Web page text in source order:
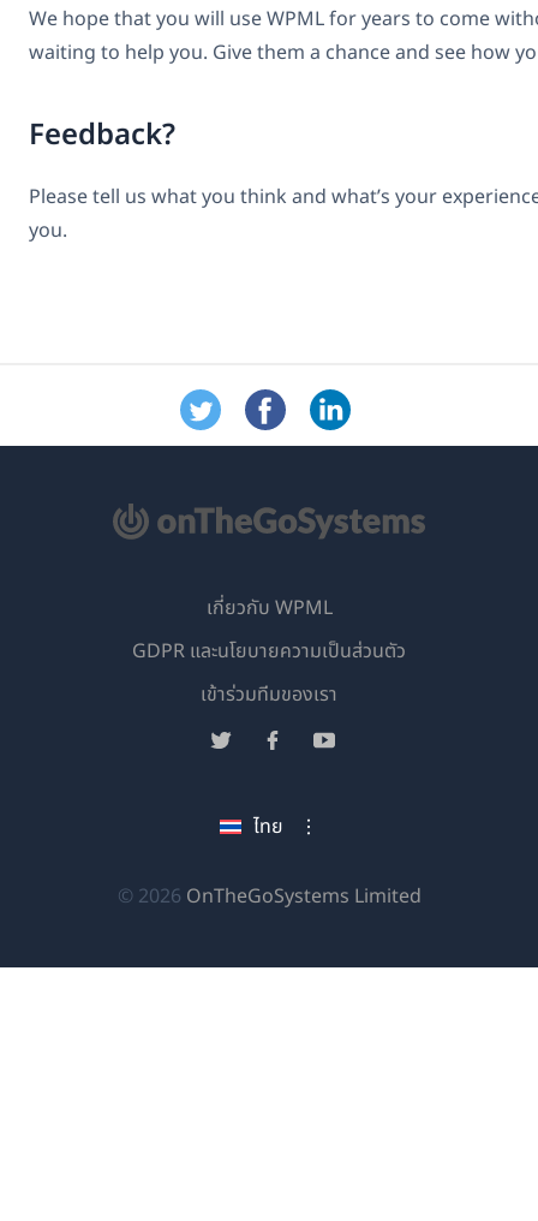
We hope that you will use WPML for years to come
waiting to help you. Give them a chance and see how
Feedback?
Please tell us what you think and what’s your
you.
© 2026 OnTheGoSystems Limited(เปิด
หน้าต่าง
ไทย
เกี่ยวกับ WPML
GDPR และนโยบายความเป็นส่วนตัว
เข้าร่วมทีมของเรา
(เปิด
ใหม่)
(เปิด
ใหม่)
(เปิด